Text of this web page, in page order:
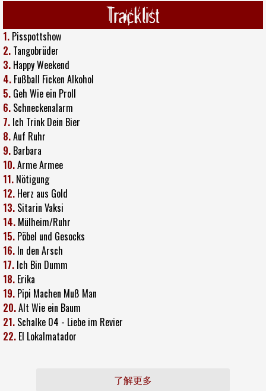
Tracklist
1. Pisspottshow
2. Tangobrüder
3. Happy Weekend
4. Fußball Ficken Alkohol
5. Geh Wie ein Proll
6. Schneckenalarm
7. Ich Trink Dein Bier
8.Auf Ruhr
9. Barbara
10.Arme Armee
11. Nötigung
12. Herz aus Gold
13. Sitarin Vaksi
14. Mülheim/Ruhr
15. Pöbel und Gesocks
16. In den Arsch
17. Ich Bin Dumm
18. Erika
19. Pipi Machen Muß Man
20.Alt Wie ein Baum
21. Schalke 04 - Liebe im Revier
22. El Lokalmatador
了解更多